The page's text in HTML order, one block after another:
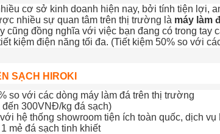
cơ sở kinh doanh hiện nay, bởi tính tiện lợi,
nhiều sự quan tâm trên thị trường là máy làm
đồng nghĩa với việc bạn đang có trong tay
kiệm điện năng tối đa. (Tiết kiệm 50% so với
SẠCH HIROKI
so với các dòng máy làm đá trên thị trường
300VNĐ/kg đá sạch)
hệ thống showroom tiện ích toàn quốc, dịch
mẻ đá sạch tinh khiết